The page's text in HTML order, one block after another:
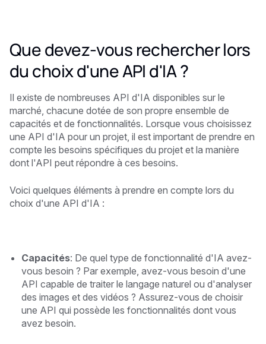
Que devez-vous rechercher lors
du choix d'une API d'IA ?
Il existe de nombreuses API d'IA disponibles sur le
marché, chacune dotée de son propre ensemble de
capacités et de fonctionnalités. Lorsque vous choisissez
une API d'IA pour un projet, il est important de prendre en
compte les besoins spécifiques du projet et la manière
dont l'API peut répondre à ces besoins.
Voici quelques éléments à prendre en compte lors du
choix d'une API d'IA :
Capacités: De quel type de fonctionnalité d'IA avez-
vous besoin ? Par exemple, avez-vous besoin d'une
API capable de traiter le langage naturel ou d'analyser
des images et des vidéos ? Assurez-vous de choisir
une API qui possède les fonctionnalités dont vous
avez besoin.